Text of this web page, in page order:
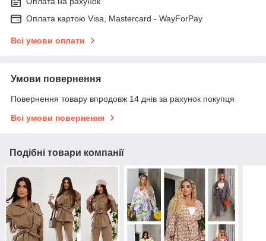
Оплата картою Visa, Mastercard - WayForPay
Всі умови оплати
Умови повернення
Повернення товару впродовж 14 днів за рахунок покупця
Всі умови повернення
Подібні товари компанії